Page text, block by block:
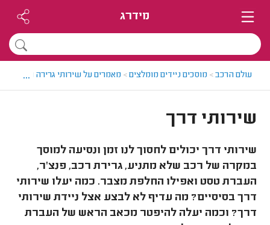
מידרג
עולם הרכב> מוסכים ניידים מומלצים> מאמרים על שירותי גרירה וחילוץ
...
שירותי דרך
שירותי דרך יכולים לחסוך לנו זמן ונסיעה למוסך
במקרה של רכב שלא מתניע, גרירת רכב, פנצ'ר,
העברת טסט ואפילו החלפת מצבר. כמה יעלו שירותי
דרך בסיסיים? מה עדיף לא לבצע אצל ניידת שירותי
דרך? וכמה יעלה להיפטר מכאב הראש של העברת